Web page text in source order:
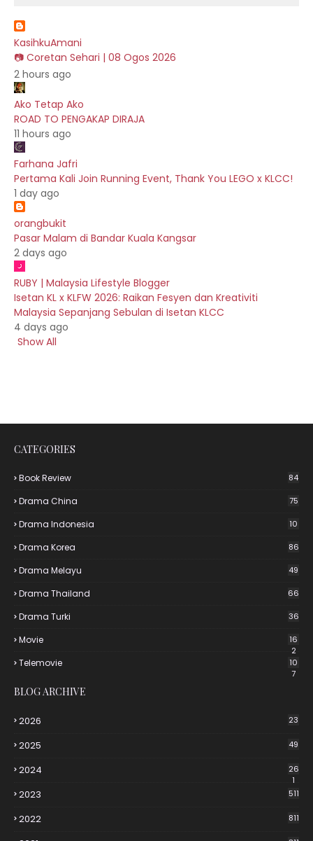
KasihkuAmani
📷 Coretan Sehari | 08 Ogos 2026
2 hours ago
Ako Tetap Ako
ROAD TO PENGAKAP DIRAJA
11 hours ago
Farhana Jafri
Pertama Kali Join Running Event, Thank You LEGO x KLCC!
1 day ago
orangbukit
Pasar Malam di Bandar Kuala Kangsar
2 days ago
RUBY | Malaysia Lifestyle Blogger
Isetan KL x KLFW 2026: Raikan Fesyen dan Kreativiti
Malaysia Sepanjang Sebulan di Isetan KLCC
4 days ago
Show All
CATEGORIES
Book Review 84
Drama China 75
Drama Indonesia 10
Drama Korea 86
Drama Melayu 49
Drama Thailand 66
Drama Turki 36
Movie
16
2
Telemovie
10
7
BLOG ARCHIVE
2026 23
2025 49
2024
26
1
2023 511
2022 811